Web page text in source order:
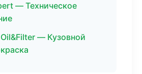
— Техническое
— Кузовной